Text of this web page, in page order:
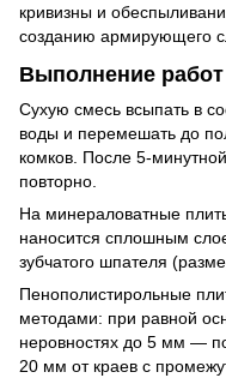
кривизны и
созданию армирующего
Выполнение работ
Сухую смесь всыпать в
воды и перемешать до
комков. После 5-
повторно.
На минераловатные
наносится сплошным
зубчатого шпателя
Пенополистирольные
методами: при равной
неровностях до 5 мм —
20 мм от краев с